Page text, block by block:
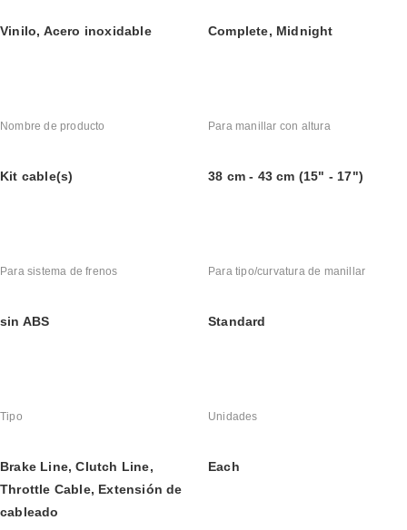
Vinilo, Acero inoxidable Complete, Midnight
Nombre de producto
Kit cable(s)
Para manillar con altura
38 cm - 43 cm (15" - 17")
Para sistema de frenos
sin ABS
Para tipo/curvatura de manillar
Standard
Tipo
Brake Line, Clutch Line,
Throttle Cable, Extensión de
cableado
Unidades
Each